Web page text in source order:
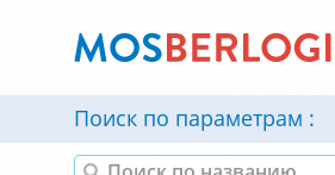
Поиск по параметрам